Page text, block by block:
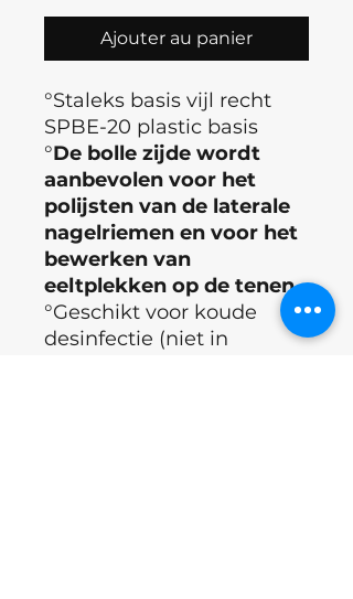
Ajouter au panier
°Staleks basis vijl recht
SPBE-20 plastic basis
°De bolle zijde wordt
aanbevolen voor het
polijsten van de laterale
nagelriemen en voor het
bewerken van
eeltplekken op de tenen
°Geschikt voor koude
desinfectie (niet in